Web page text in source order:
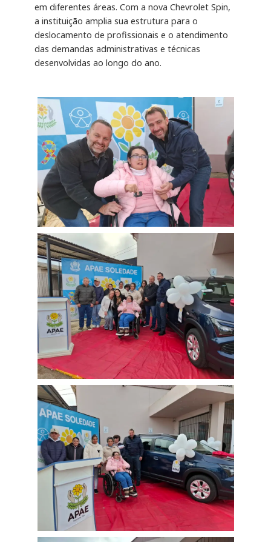
em diferentes áreas. Com a nova Chevrolet Spin,
a instituição amplia sua estrutura para o
deslocamento de profissionais e o atendimento
das demandas administrativas e técnicas
desenvolvidas ao longo do ano.